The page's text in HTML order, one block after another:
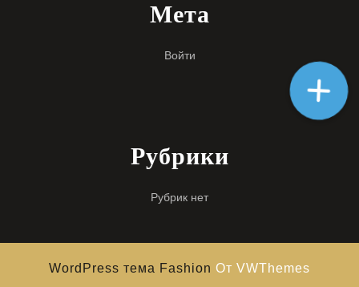
Мета
Войти
Рубрики
Рубрик нет
WordPress тема Fashion От VWThemes